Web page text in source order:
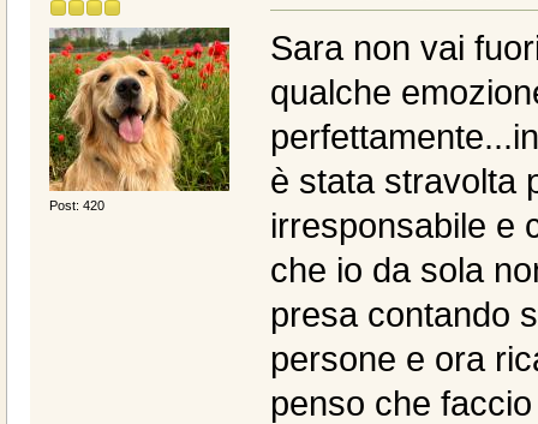
Post: 420
Sara non vai
qualche
è stata stravolta
irresponsabile e
che io da sola
presa contando
persone e ora
penso che